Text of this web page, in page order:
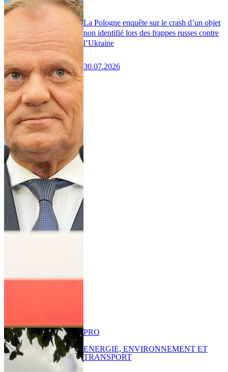
La Pologne enquête sur le crash d’un objet
non identifié lors des frappes russes contre
l’Ukraine
30.07.2026
PRO
ENERGIE, ENVIRONNEMENT ET
TRANSPORT